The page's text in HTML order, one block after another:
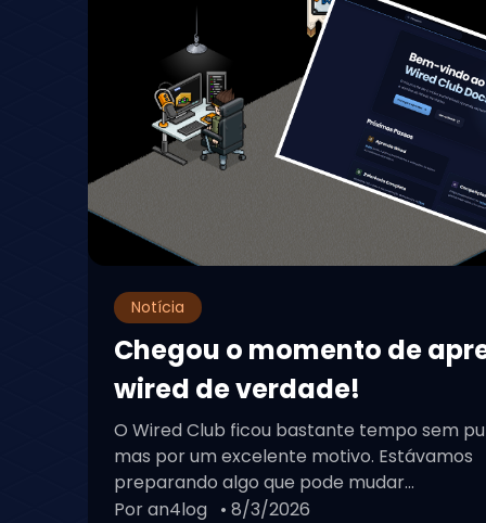
Notícia
Chegou o momento de
wired de verdade!
O Wired Club ficou bastante tempo sem
mas por um excelente motivo. Estávamos
preparando algo que pode mudar...
Por an4log • 8/3/2026